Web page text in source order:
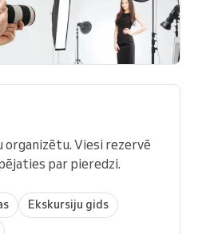
Viesi rezervē
par pieredzi.
Ekskursiju gids